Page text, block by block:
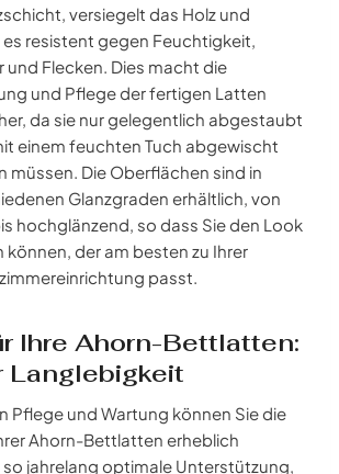
versiegelt das Holz und
resistent gegen Feuchtigkeit,
und Flecken. Dies macht die
und Pflege der fertigen Latten
da sie nur gelegentlich abgestaubt
einem feuchten Tuch abgewischt
müssen. Die Oberflächen sind in
Glanzgraden erhältlich, von
hochglänzend, so dass Sie den Look
können, der am besten zu Ihrer
passt.
Ihre Ahorn-Bettlatten:
Langlebigkeit
Pflege und Wartung können Sie die
Ahorn-Bettlatten erheblich
jahrelang optimale Unterstützung,